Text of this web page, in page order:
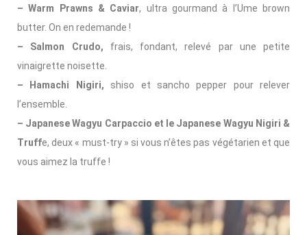
– Warm Prawns & Caviar, ultra gourmand à l’Ume brown
butter. On en redemande !
– Salmon Crudo, frais, fondant, relevé par une petite
vinaigrette noisette.
– Hamachi Nigiri, shiso et sancho pepper pour relever
l’ensemble.
– Japanese Wagyu Carpaccio et le Japanese Wagyu Nigiri &
Truffe, deux « must-try » si vous n’êtes pas végétarien et que
vous aimez la truffe !